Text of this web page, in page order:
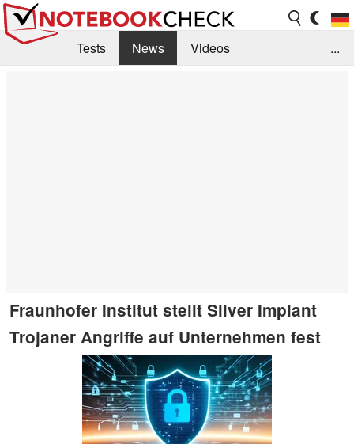
Tests News
Videos
...
Fraunhofer Institut stellt Sliver Implant
Trojaner Angriffe auf Unternehmen fest